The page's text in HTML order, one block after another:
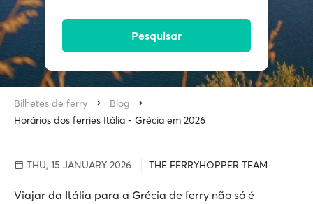
Pesquisar
Bilhetes de ferry
Blog
Horários dos ferries Itália - Grécia em 2026
THU, 15 JANUARY 2026 THE FERRYHOPPER TEAM
Viajar da Itália para a Grécia de ferry não só é